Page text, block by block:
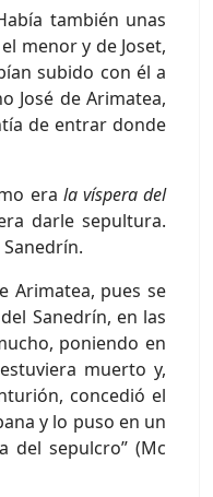
también unas
menor y de Joset,
subido con él a
José de Arimatea,
de entrar donde
era la víspera del
darle sepultura.
Arimatea, pues se
Sanedrín, en las
poniendo en
muerto y,
concedió el
y lo puso en un
del sepulcro” (Mc